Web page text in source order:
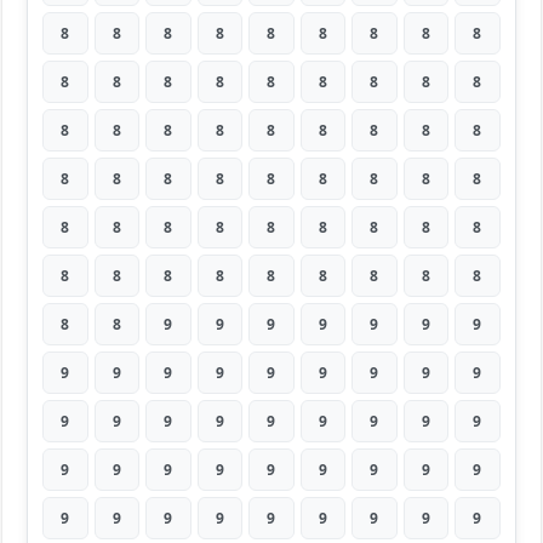
8 8 8 8 8 8 8 8 8
8 8 8 8 8 8 8 8 8
8 8 8 8 8 8 8 8 8
8 8 8 8 8 8 8 8 8
8 8 8 8 8 8 8 8 8
8 8 8 8 8 8 8 8 8
8 8 9 9 9 9 9 9 9
9 9 9 9 9 9 9 9 9
9 9 9 9 9 9 9 9 9
9 9 9 9 9 9 9 9 9
9 9 9 9 9 9 9 9 9